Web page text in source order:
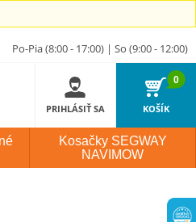
Po-Pia (8:00 - 17:00) | So (9:00 - 12:00)
PRIHLÁSIŤ SA
0
KOŠÍK
Kosačky SEGWAY
NAVIMOW